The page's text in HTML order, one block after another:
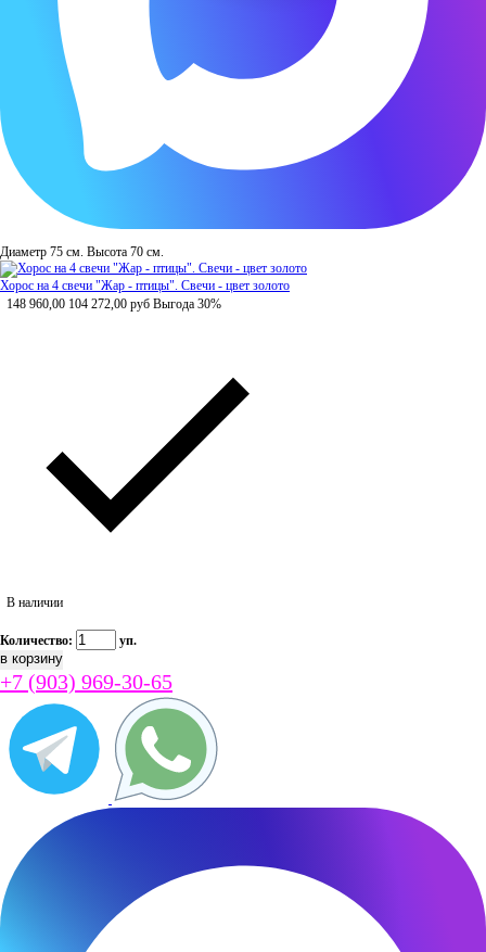
Диаметр 75 см. Высота 70 см.
Хорос на 4 свечи "Жар - птицы". Свечи - цвет золото
148 960,00 104 272,00 руб Выгода 30%
В наличии
Количество: уп.
+7 (903) 969-30-65